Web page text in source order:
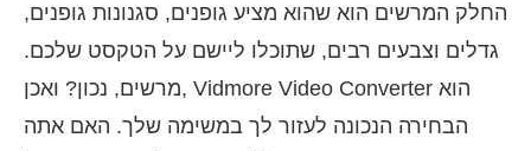
החלק המרשים הוא שהוא מציע גופנים, סגנונות גופנים,
גדלים וצבעים רבים, שתוכלו ליישם על הטקסט שלכם.
מרשים, נכון? ואכן, Vidmore Video Converter הוא
הבחירה הנכונה לעזור לך במשימה שלך. האם אתה